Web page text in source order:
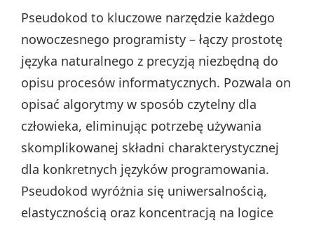
Pseudokod to kluczowe narzędzie każdego
nowoczesnego programisty – łączy prostotę
języka naturalnego z precyzją niezbędną do
opisu procesów informatycznych. Pozwala on
opisać algorytmy w sposób czytelny dla
człowieka, eliminując potrzebę używania
skomplikowanej składni charakterystycznej
dla konkretnych języków programowania.
Pseudokod wyróżnia się uniwersalnością,
elastycznością oraz koncentracją na logice